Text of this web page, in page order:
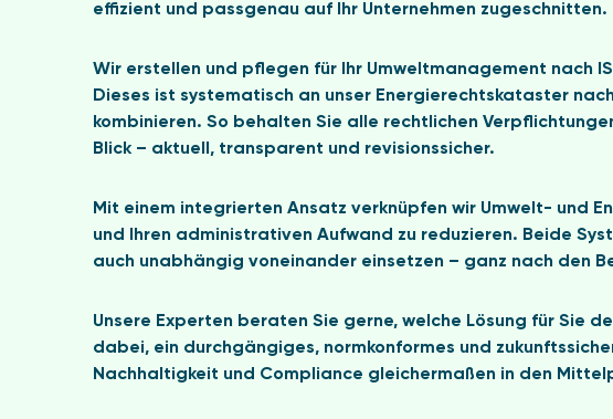
effizient und passgenau auf Ihr Unternehmen zugeschnitten.
Wir erstellen und pflegen für Ihr Umweltmanagement nach
Dieses ist systematisch an unser Energierechtskataster
kombinieren. So behalten Sie alle rechtlichen
Blick – aktuell, transparent und revisionssicher.
Mit einem integrierten Ansatz verknüpfen wir Umwelt- und
und Ihren administrativen Aufwand zu reduzieren. Beide
auch unabhängig voneinander einsetzen – ganz nach den
Unsere Experten beraten Sie gerne, welche Lösung für Sie
dabei, ein durchgängiges, normkonformes und
Nachhaltigkeit und Compliance gleichermaßen in den